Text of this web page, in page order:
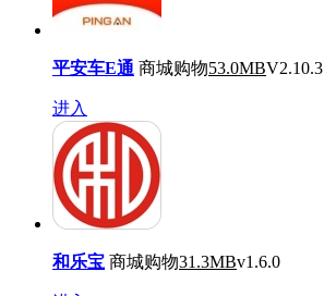
平安车E通 商城购物53.0MBV2.10.3
进入
和乐宝 商城购物31.3MBv1.6.0